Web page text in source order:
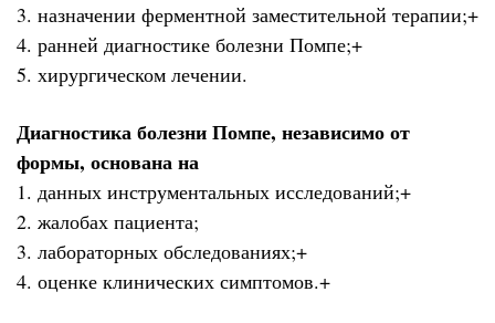
3. назначении ферментной заместительной терапии;+
4. ранней диагностике болезни Помпе;+
5. хирургическом лечении.
Диагностика болезни Помпе, независимо от
формы, основана на
1. данных инструментальных исследований;+
2. жалобах пациента;
3. лабораторных обследованиях;+
4. оценке клинических симптомов.+